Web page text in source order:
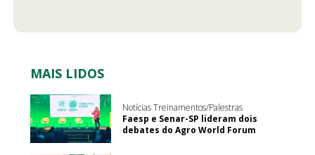
MAIS LIDOS
Notícias Treinamentos/Palestras
Faesp e Senar-SP lideram dois
debates do Agro World Forum